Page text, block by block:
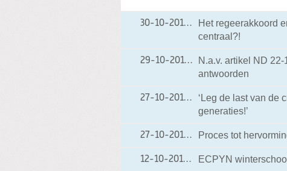
30-10-201230-10-2012 18:54
Het regeerakkoord
centraal?!
29-10-201229-10-2012 18:03
N.a.v. artikel ND
antwoorden
27-10-201227-10-2012 20:27
‘Leg de last van de
generaties!’
27-10-201227-10-2012 19:37
Proces tot
12-10-201212-10-2012 20:31
ECPYN